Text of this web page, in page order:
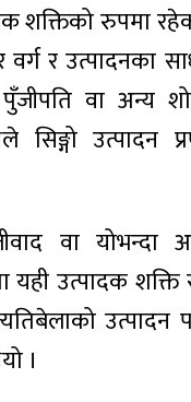
शक्तिको रुपमा
र उत्पादनका
वा अन्य
सिङ्गो उत्पादन
वा
यही उत्पादक
।